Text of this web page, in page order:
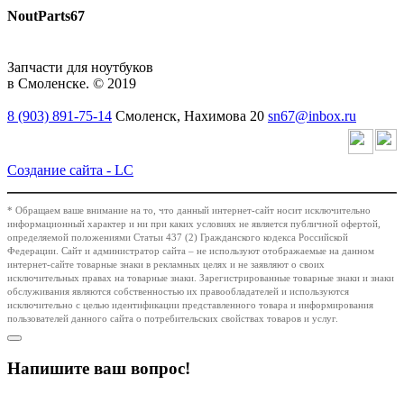
NoutParts67
Запчасти для ноутбуков
в Смоленске. © 2019
8 (903) 891-75-14 Смоленск, Нахимова 20 sn67@inbox.ru
Создание сайта - LC
* Обращаем ваше внимание на то, что данный интернет-сайт носит исключительно
информационный характер и ни при каких условиях не является публичной офертой,
определяемой положениями Статьи 437 (2) Гражданского кодекса Российской
Федерации. Сайт и администратор сайта – не используют отображаемые на данном
интернет-сайте товарные знаки в рекламных целях и не заявляют о своих
исключительных правах на товарные знаки. Зарегистрированные товарные знаки и знаки
обслуживания являются собственностью их правообладателей и используются
исключительно с целью идентификации представленного товара и информирования
пользователей данного сайта о потребительских свойствах товаров и услуг.
Напишите ваш вопрос!